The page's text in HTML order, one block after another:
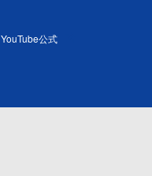
YouTube公式